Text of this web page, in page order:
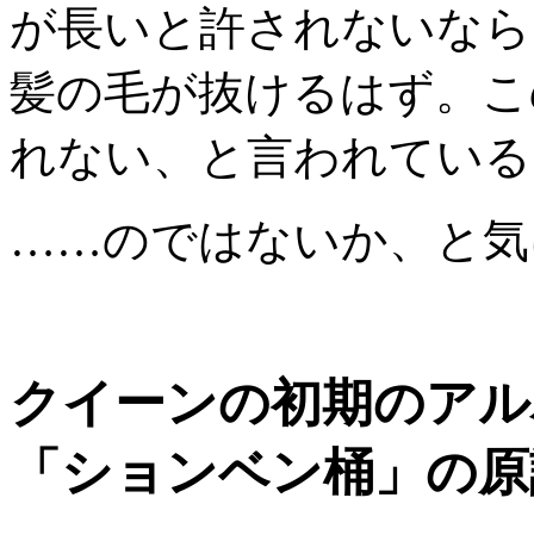
が長いと許されないなら
髪の毛が抜けるはず。
れない、と言われてい
……のではないか、と気
クイーンの初期のア
「ションベン桶」の